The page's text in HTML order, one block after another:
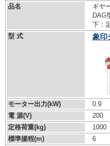
品名
ギヤ
DAG
下：
型 式
象印
モーター出力(kW)
0.9
電 源(V)
200
定格荷重(kg)
1000
標準揚程(m)
6